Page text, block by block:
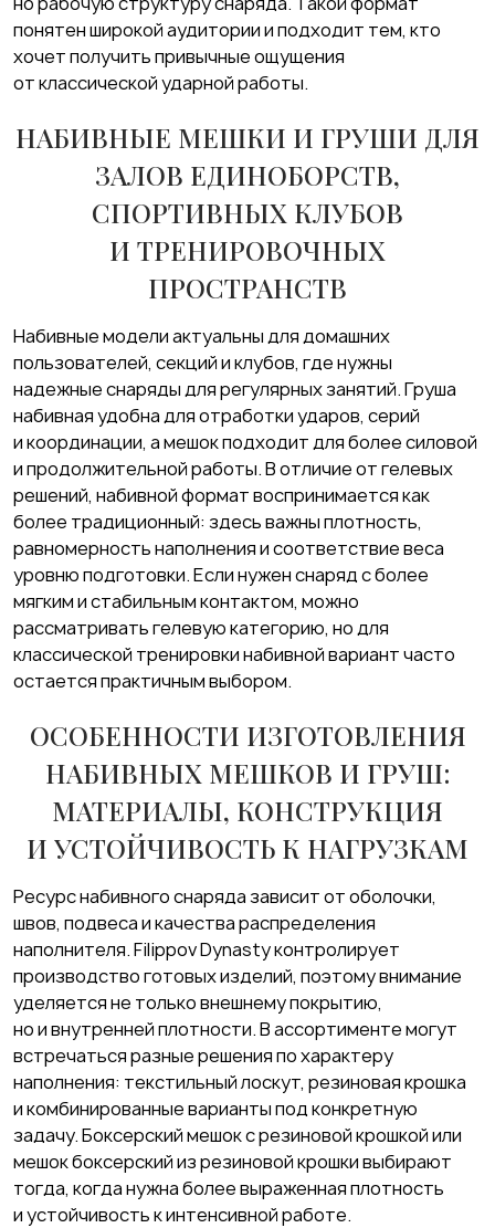
понятен широкой аудитории и подходит тем, кто
хочет получить привычные ощущения
от классической ударной работы.
НАБИВНЫЕ МЕШКИ И ГРУШИ ДЛЯ
ЗАЛОВ ЕДИНОБОРСТВ,
СПОРТИВНЫХ КЛУБОВ
И ТРЕНИРОВОЧНЫХ
ПРОСТРАНСТВ
Набивные модели актуальны для домашних
пользователей, секций и клубов, где нужны
надежные снаряды для регулярных занятий. Груша
набивная удобна для отработки ударов, серий
и координации, а мешок подходит для более силовой
и продолжительной работы. В отличие от гелевых
решений, набивной формат воспринимается как
более традиционный: здесь важны плотность,
равномерность наполнения и соответствие веса
уровню подготовки. Если нужен снаряд с более
мягким и стабильным контактом, можно
рассматривать гелевую категорию, но для
классической тренировки набивной вариант часто
остается практичным выбором.
ОСОБЕННОСТИ ИЗГОТОВЛЕНИЯ
НАБИВНЫХ МЕШКОВ И ГРУШ:
МАТЕРИАЛЫ, КОНСТРУКЦИЯ
И УСТОЙЧИВОСТЬ К НАГРУЗКАМ
Ресурс набивного снаряда зависит от оболочки,
швов, подвеса и качества распределения
наполнителя. Filippov Dynasty контролирует
производство готовых изделий, поэтому внимание
уделяется не только внешнему покрытию,
но и внутренней плотности. В ассортименте могут
встречаться разные решения по характеру
наполнения: текстильный лоскут, резиновая крошка
и комбинированные варианты под конкретную
задачу. Боксерский мешок с резиновой крошкой или
мешок боксерский из резиновой крошки выбирают
тогда, когда нужна более выраженная плотность
и устойчивость к интенсивной работе.